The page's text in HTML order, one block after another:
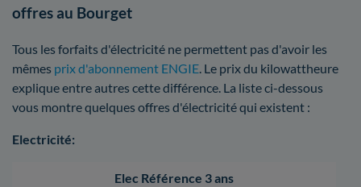
offres au Bourget
Tous les forfaits d'électricité ne permettent pas d'avoir les
mêmes prix d'abonnement ENGIE. Le prix du kilowattheure
explique entre autres cette différence. La liste ci-dessous
vous montre quelques offres d'électricité qui existent :
Electricité:
Elec Référence 3 ans